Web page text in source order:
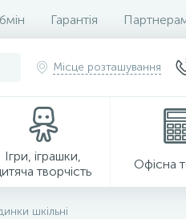
Гарантія
Місце розташування
Ігри, іграшки,
творчість
Офісна
шкільні